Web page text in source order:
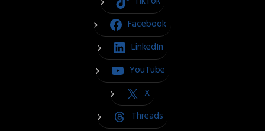
Facebook
LinkedIn
YouTube
X
Threads